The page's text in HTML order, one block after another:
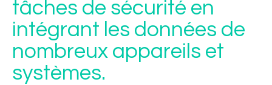
tâches de sécurité en
intégrant les données de
nombreux appareils et
systèmes.